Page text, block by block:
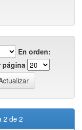
En orden:
página
2 de 2